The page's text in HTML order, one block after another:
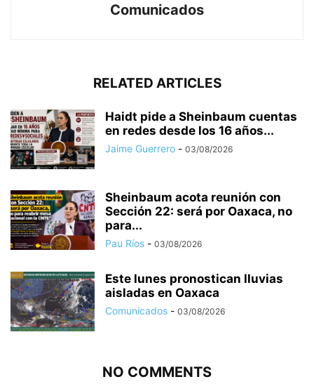
Comunicados
RELATED ARTICLES
Haidt pide a Sheinbaum cuentas
en redes desde los 16 años...
Jaime Guerrero - 03/08/2026
Sheinbaum acota reunión con
Sección 22: será por Oaxaca, no
para...
Pau Ríos - 03/08/2026
Este lunes pronostican lluvias
aisladas en Oaxaca
Comunicados - 03/08/2026
NO COMMENTS